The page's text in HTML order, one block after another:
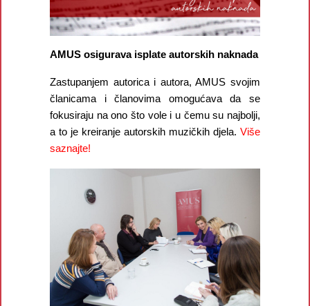
AMUS osigurava isplate autorskih naknada
Zastupanjem autorica i autora, AMUS svojim
članicama i članovima omogućava da se
fokusiraju na ono što vole i u čemu su najbolji,
a to je kreiranje autorskih muzičkih djela. Više
saznajte!